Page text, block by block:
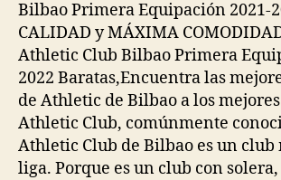
Bilbao Primera Equipación 2021-
CALIDAD y MÁXIMA
Athletic Club Bilbao Primera
2022 Baratas,Encuentra las
de Athletic de Bilbao a los
Athletic Club, comúnmente
Athletic Club de Bilbao es un
liga. Porque es un club con